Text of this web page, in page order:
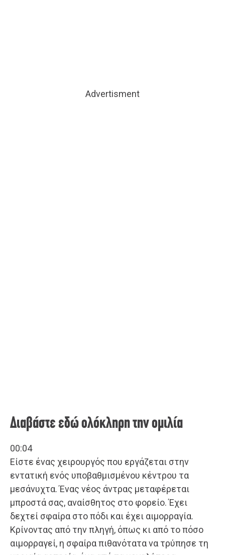
Advertisment
Διαβάστε εδώ ολόκληρη την ομιλία
00:04
Είστε ένας χειρουργός που εργάζεται στην
εντατική ενός υποβαθμισμένου κέντρου τα
μεσάνυχτα. Ένας νέος άντρας μεταφέρεται
μπροστά σας, αναίσθητος στο φορείο. Έχει
δεχτεί σφαίρα στο πόδι και έχει αιμορραγία.
Κρίνοντας από την πληγή, όπως κι από το πόσο
αιμορραγεί, η σφαίρα πιθανότατα να τρύπησε τη